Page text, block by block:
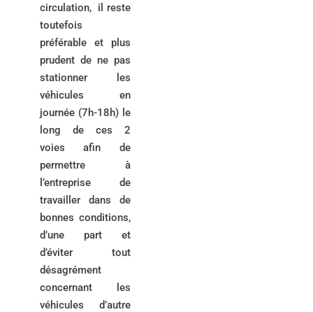
circulation, il reste
toutefois
préférable et plus
prudent de ne pas
stationner les
véhicules en
journée (7h-18h) le
long de ces 2
voies afin de
permettre à
l’entreprise de
travailler dans de
bonnes conditions,
d’une part et
d’éviter tout
désagrément
concernant les
véhicules d’autre